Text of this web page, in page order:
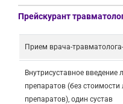
Прейскурант
Прием врача-
Внутрисуставное введение
препаратов (без стоимости
препаратов), один сустав